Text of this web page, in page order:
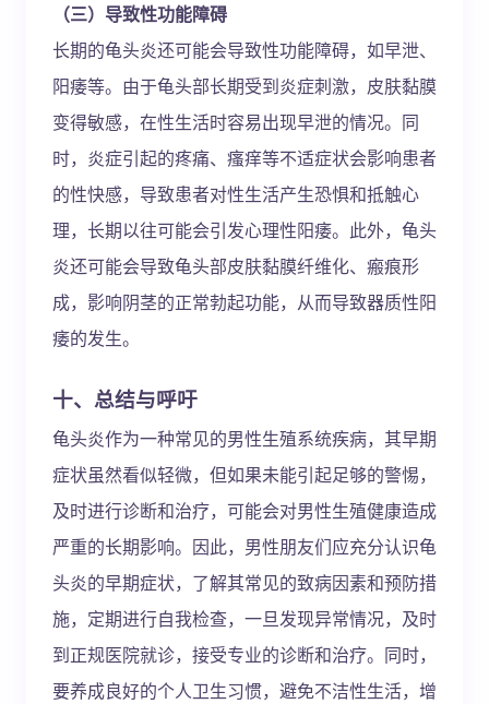
（三）导致性功能障碍
长期的龟头炎还可能会导致性功能障碍，如早泄、
阳痿等。由于龟头部长期受到炎症刺激，皮肤黏膜
变得敏感，在性生活时容易出现早泄的情况。同
时，炎症引起的疼痛、瘙痒等不适症状会影响患者
的性快感，导致患者对性生活产生恐惧和抵触心
理，长期以往可能会引发心理性阳痿。此外，龟头
炎还可能会导致龟头部皮肤黏膜纤维化、瘢痕形
成，影响阴茎的正常勃起功能，从而导致器质性阳
痿的发生。
十、总结与呼吁
龟头炎作为一种常见的男性生殖系统疾病，其早期
症状虽然看似轻微，但如果未能引起足够的警惕，
及时进行诊断和治疗，可能会对男性生殖健康造成
严重的长期影响。因此，男性朋友们应充分认识龟
头炎的早期症状，了解其常见的致病因素和预防措
施，定期进行自我检查，一旦发现异常情况，及时
到正规医院就诊，接受专业的诊断和治疗。同时，
要养成良好的个人卫生习惯，避免不洁性生活，增